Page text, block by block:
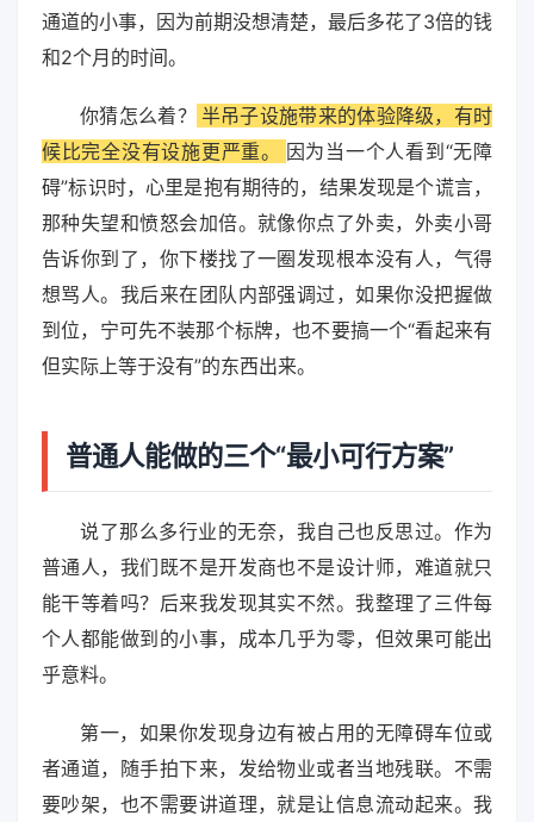
通道的小事，因为前期没想清楚，最后多花了3倍的钱
和2个月的时间。
你猜怎么着？ 半吊子设施带来的体验降级，有时
候比完全没有设施更严重。
因为当一个人看到“无障
碍”标识时，心里是抱有期待的，结果发现是个谎言，
那种失望和愤怒会加倍。就像你点了外卖，外卖小哥
告诉你到了，你下楼找了一圈发现根本没有人，气得
想骂人。我后来在团队内部强调过，如果你没把握做
到位，宁可先不装那个标牌，也不要搞一个“看起来有
但实际上等于没有”的东西出来。
普通人能做的三个“最小可行方案”
说了那么多行业的无奈，我自己也反思过。作为
普通人，我们既不是开发商也不是设计师，难道就只
能干等着吗？后来我发现其实不然。我整理了三件每
个人都能做到的小事，成本几乎为零，但效果可能出
乎意料。
第一，如果你发现身边有被占用的无障碍车位或
者通道，随手拍下来，发给物业或者当地残联。不需
要吵架，也不需要讲道理，就是让信息流动起来。我